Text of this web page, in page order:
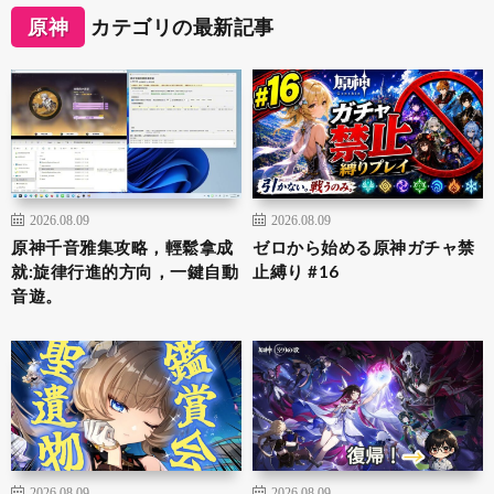
原神 カテゴリの最新記事
2026.08.09
原神千音雅集攻略，輕鬆拿成
就:旋律行進的方向，一鍵自動
音遊。
2026.08.09
ゼロから始める原神ガチャ禁
止縛り #16